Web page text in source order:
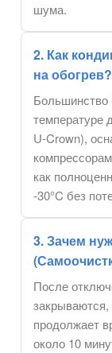
шума.
2. Как
на обогрев?
Большинство
температуре
U-Crown),
как
-30°C без
3. Зачем
После
закрываются,
продолжает
около 10